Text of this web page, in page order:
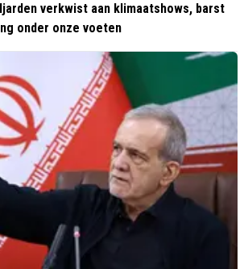
verkwist aan klimaatshows, barst
onder onze voeten